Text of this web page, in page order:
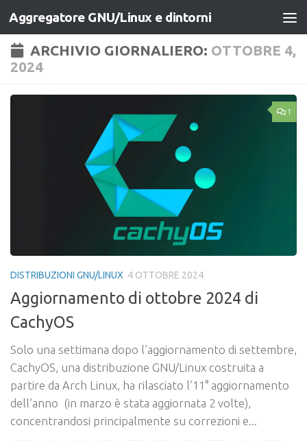
Salta al contenuto
Aggregatore GNU/Linux e dintorni
ARCHIVIO GIORNALIERO: OTTOBRE 4,
2024
1
DISTRIBUZIONI GNU/LINUX 4 OTTOBRE 2024
Aggiornamento di ottobre 2024 di
CachyOS
Solo una settimana dopo l’aggiornamento di settembre,
CachyOS, una distribuzione GNU/Linux costruita a
partire da Arch Linux, ha rilasciato l’11° aggiornamento
dell’anno (in marzo è stata aggiornata 2 volte),
concentrandosi principalmente su correzioni e...